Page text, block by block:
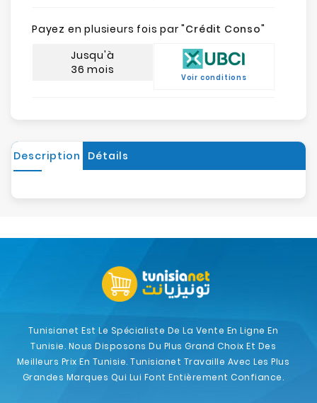
Payez en plusieurs fois par "Crédit Conso"
Jusqu'à
36 mois
Voir conditions
Description Détails
Tunisianet Est Le Spécialiste De La Vente En Ligne En
Tunisie. Nous Disposons Du Plus Grand Choix Et Des
Meilleurs Prix En Tunisie. Tunisianet Travaille Avec Les Plus
Grandes Marques Qui Lui Font Entièrement Confiance.